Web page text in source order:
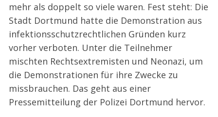
mehr als doppelt so viele waren. Fest steht: Die
Stadt Dortmund hatte die Demonstration aus
infektionsschutzrechtlichen Gründen kurz
vorher verboten. Unter die Teilnehmer
mischten Rechtsextremisten und Neonazi, um
die Demonstrationen für ihre Zwecke zu
missbrauchen. Das geht aus einer
Pressemitteilung der Polizei Dortmund hervor.